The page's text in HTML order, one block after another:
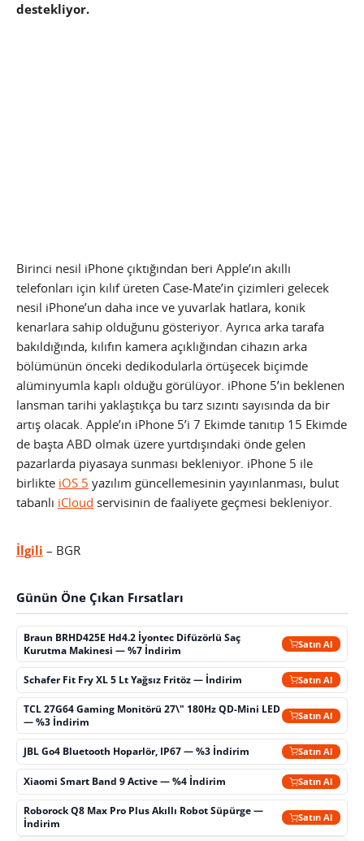
destekliyor.
Birinci nesil iPhone çıktığından beri Apple’ın akıllı
telefonları için kılıf üreten Case-Mate’in çizimleri gelecek
nesil iPhone’un daha ince ve yuvarlak hatlara, konik
kenarlara sahip olduğunu gösteriyor. Ayrıca arka tarafa
bakıldığında, kılıfın kamera açıklığından cihazın arka
bölümünün önceki dedikodularla örtüşecek biçimde
alüminyumla kaplı olduğu görülüyor. iPhone 5’in beklenen
lansman tarihi yaklaştıkça bu tarz sızıntı sayısında da bir
artış olacak. Apple’ın iPhone 5’i 7 Ekimde tanıtıp 15 Ekimde
de başta ABD olmak üzere yurtdışındaki önde gelen
pazarlarda piyasaya sunması bekleniyor. iPhone 5 ile
birlikte iOS 5 yazılım güncellemesinin yayınlanması, bulut
tabanlı iCloud servisinin de faaliyete geçmesi bekleniyor.
İlgili – BGR
Günün Öne Çıkan Fırsatları
Braun BRHD425E Hd4.2 İyontec Difüzörlü Saç
Kurutma Makinesi — %7 İndirim
Satın Al
Schafer Fit Fry XL 5 Lt Yağsız Fritöz — İndirim Satın Al
TCL 27G64 Gaming Monitörü 27\" 180Hz QD-Mini LED
— %3 İndirim
Satın Al
JBL Go4 Bluetooth Hoparlör, IP67 — %3 İndirim Satın Al
Xiaomi Smart Band 9 Active — %4 İndirim Satın Al
Roborock Q8 Max Pro Plus Akıllı Robot Süpürge —
İndirim
Satın Al